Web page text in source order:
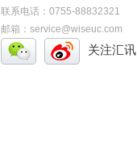
联系电话：0755-88832321
邮箱：service@wiseuc.com
关注汇讯